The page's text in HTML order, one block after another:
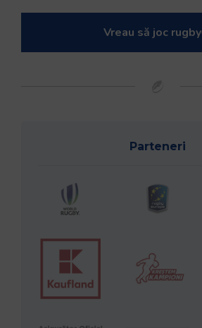
Vreau să joc rugby
Parteneri